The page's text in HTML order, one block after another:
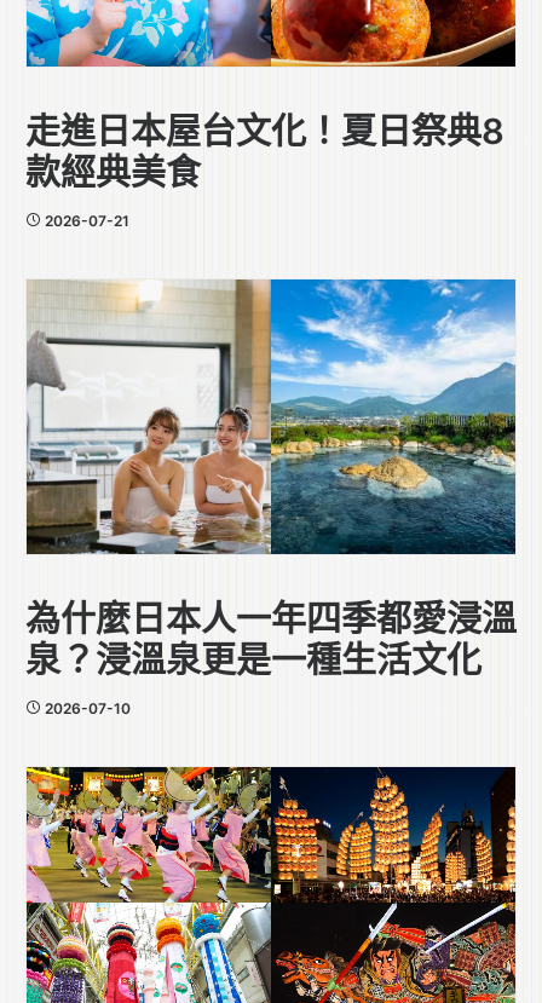
走進日本屋台文化！夏日祭典8
款經典美食
2026-07-21
為什麼日本人一年四季都愛浸溫
泉？浸溫泉更是一種生活文化
2026-07-10